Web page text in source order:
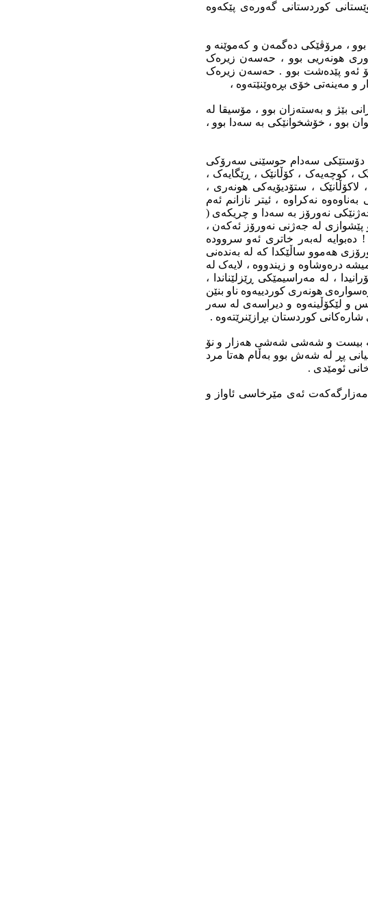
کوردستانى گەورەى پێکەوە
، مرۆڤێکى دەگمەن و کەموێنە و
هونەریى بوو ، حەسەن زیرەک
ئەو پێدەشت بوو . حەسەن زیرەک
و مەینەتى خۆى بڕەوێنێتەوە ،
بێژ و بەستەزان بوو ، مۆسیقا لە
بوو ، خۆشخوانێکى بە سەدا بوو ،
دۆستێکى سەدام حوسێنى سەرۆکى
، کوچەیەک ، کۆڵانێک ، ڕێگایەک ،
، ستۆدیۆیەکى هونەرى ،
نەکراوە ، ئیتر نازانم ئەم
نەورۆز بە سەدا و چریکەى (
لە جەژنى نەورۆز ئەکەن ،
لەبەر خاترى ئەو سروودە
هەموو ساڵێکدا کە لە بەندەنى
درەوشاوە و زیندووە ، لایەک لە
، لە مەراسیمێکى ڕێزلێناندا ،
هونەرى کوردییەوە ناو بنێن
و لێکۆڵینەوە و دیراسەى لە سەر
کوردستان بڕازێنرێتەوە .
بیست و شەشى شەشى هەزار و نۆ
پڕ لە شەش بوو بەڵام هەتا مرد
ئومێدى .
ئەى مێرخاسى ئاواز و